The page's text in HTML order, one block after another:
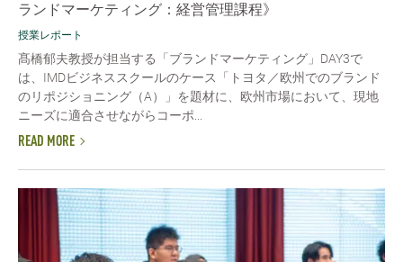
ランドマーケティング：経営管理課程》
授業レポート
髙橋郁夫教授が担当する「ブランドマーケティング」DAY3で
は、IMDビジネススクールのケース「トヨタ／欧州でのブランド
のリポジショニング（A）」を題材に、欧州市場において、現地
ニーズに適合させながらコーポ...
READ MORE